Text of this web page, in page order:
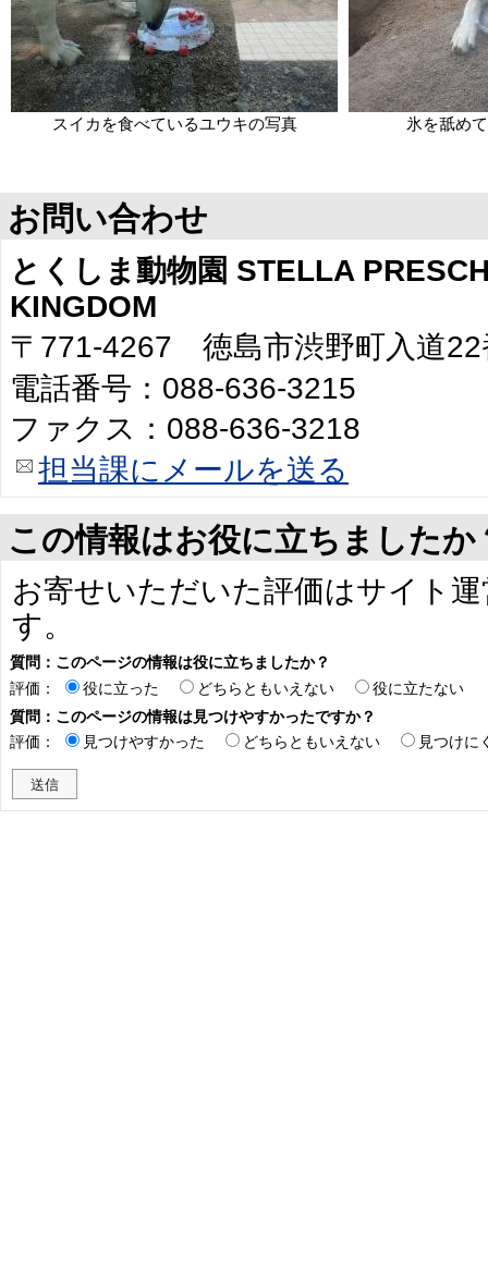
スイカを食べているユウキの写真 氷を舐め
お問い合わせ
とくしま動物園 STELLA
KINGDOM
〒771-4267 徳島市渋野町入道22
電話番号：088-636-3215
ファクス：088-636-3218
担当課にメールを送る
この情報はお役に立ちましたか
お寄せいただいた評価はサイト
す。
質問：このページの情報は役に立ちましたか？
評価：
役に立った どちらともいえない
役に立たない
質問：このページの情報は見つけやすかったですか？
評価：
見つけやすかった どちらともいえない 見つけに